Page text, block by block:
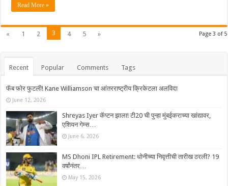
Read More »
Page 3 of 5
« 1 2 3 4 5 »
Recent Popular Comments Tags
फॅब फोर फुटली! Kane Williamson चा आंतरराष्ट्रीय क्रिकेटला अलविदा
June 12, 2026
Shreyas Iyer कॅप्टन झाला! टी20 ची पुन्हा मुंबईकराच्या खांद्यावर,
एशियन गेम्स…
June 6, 2026
MS Dhoni IPL Retirement: धोनीच्या निवृत्तीची तारीख ठरली? 19
वर्षांनंतर…
May 15, 2026